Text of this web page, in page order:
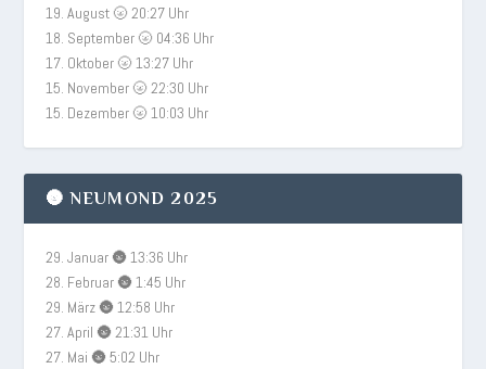
19. August 🌝 20:27 Uhr
18. September 🌝 04:36 Uhr
17. Oktober 🌝 13:27 Uhr
15. November 🌝 22:30 Uhr
15. Dezember 🌝 10:03 Uhr
🌚 NEUMOND 2025
29. Januar 🌚 13:36 Uhr
28. Februar 🌚 1:45 Uhr
29. März 🌚 12:58 Uhr
27. April 🌚 21:31 Uhr
27. Mai 🌚 5:02 Uhr